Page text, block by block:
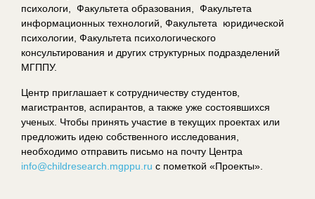
психологи, Факультета образования, Факультета
информационных технологий, Факультета юридической
психологии, Факультета психологического
консультирования и других структурных подразделений
МГППУ.
Центр приглашает к сотрудничеству студентов,
магистрантов, аспирантов, а также уже состоявшихся
ученых. Чтобы принять участие в текущих проектах или
предложить идею собственного исследования,
необходимо отправить письмо на почту Центра
info@childresearch.mgppu.ru с пометкой «Проекты».